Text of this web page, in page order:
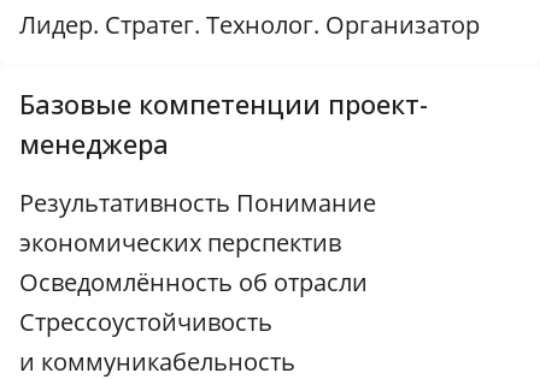
Лидер. Стратег. Технолог. Организатор
Базовые компетенции проект-
менеджера
Результативность Понимание
экономических перспектив
Осведомлённость об отрасли
Стрессоустойчивость
и коммуникабельность